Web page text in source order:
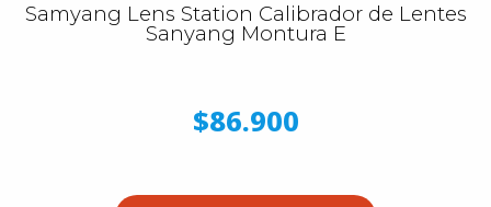
Samyang Lens Station Calibrador de Lentes
Sanyang Montura E
$86.900